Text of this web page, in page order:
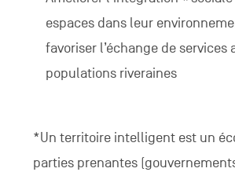
espaces dans leur
favoriser l’échange de services
populations riveraines
*Un territoire intelligent est un
parties prenantes